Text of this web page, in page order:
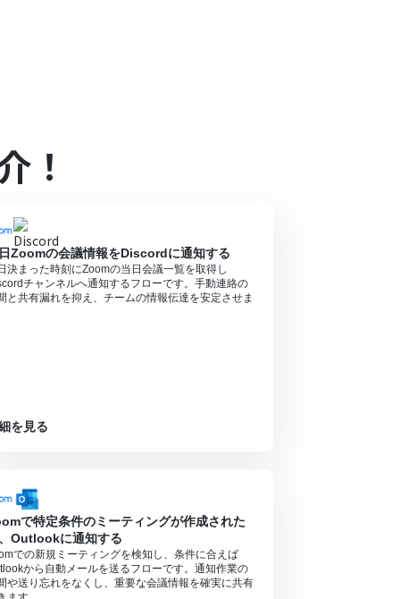
ております。フリープラン・ミニプランの場
には制限対象のアプリやAI機能（オペレーシ
！
Zoomの会議情報をDiscordに通知する
決まった時刻にZoomの当日会議一覧を取得し
チャンネルへ通知するフローです。手動連絡の
と共有漏れを抑え、チームの情報伝達を安定させま
を見る
で特定条件のミーティングが作成された
Outlookに通知する
での新規ミーティングを検知し、条件に合えば
から自動メールを送るフローです。通知作業の
や送り忘れをなくし、重要な会議情報を確実に共有